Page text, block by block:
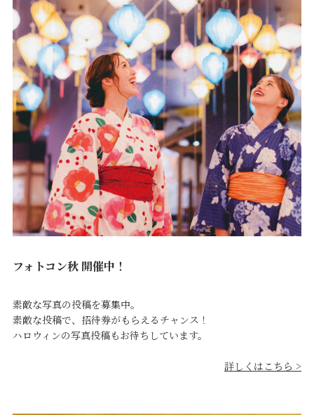
フォトコン秋 開催中！
素敵な写真の投稿を募集中。
素敵な投稿で、招待券がもらえるチャンス！
ハロウィンの写真投稿もお待ちしています。
詳しくはこちら >